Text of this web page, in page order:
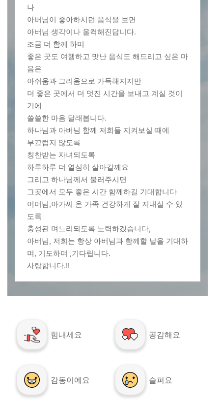
나
아버님이 좋아하시던 음식을 보면
아버님 생각이나 울컥해진답니다.
조금 더 함께 하며
좋은 곳도 여행하고 맛난 음식도 해드리고 싶은 마
음은
아쉬움과 그리움으로 가득해지지만
더 좋은 곳에서 더 멋진 시간을 보내고 계실 것이
기에
쓸쓸한 마음 달래봅니다.
하나님과 아버님 함께 저희들 지켜보실 때에
부끄럽지 않도록
칭찬받는 자녀되도록
하루하루 더 열심히 살아갈께요
그리고 하나님께서 불러주시면
그곳에서 모두 좋은 시간 함께하길 기대합니다
어머님,아가씨 온 가족 건강하게 잘 지내실 수 있
도록
충성된 며느리되도록 노력하겠습니다,
아버님, 저희는 항상 아버님과 함께할 날을 기대하
며, 기도하며 ,기다립니다.
사랑합니다.!!
힘내세요 공감해요
감동이에요 슬퍼요